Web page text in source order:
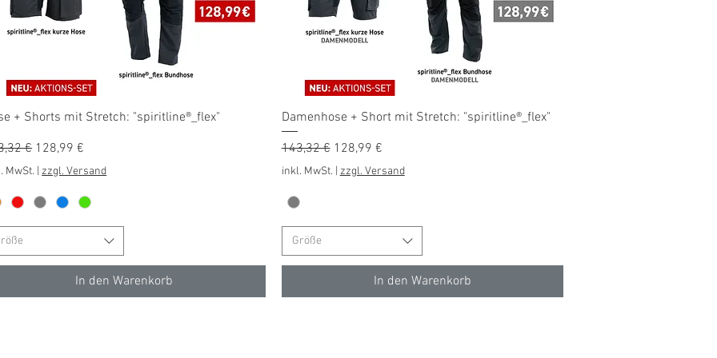
Schnellansicht
+ Shorts mit Stretch: "spiritline®_flex"
€ Sale-Preis
128,99 €
MwSt. |zzgl. Versand
In den Warenkorb
Schnellansicht
Damenhose + Short mit Stretch: "spiritline®_flex"
Standardpreis
143,32 € Sale-Preis
128,99 €
inkl. MwSt. zzgl. Versand
Größe
In den Warenkorb